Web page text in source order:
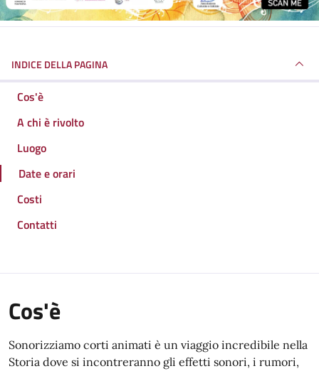
INDICE DELLA PAGINA
Cos'è
A chi è rivolto
Luogo
Date e orari
Costi
Contatti
Cos'è
Sonorizziamo corti animati è un viaggio incredibile nella
Storia dove si incontreranno gli effetti sonori, i rumori,